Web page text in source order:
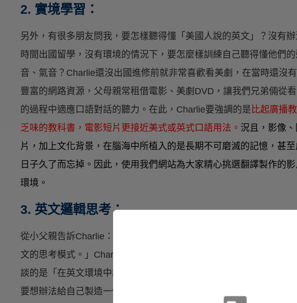
2. 實境學習：
另外，有很多朋友問我，要怎樣聽得懂「美國人說的英文」？沒有
時間出國留學，沒有環境的情況下，要怎麼樣訓練自己聽得懂他們的
音、氣音？Charlie還沒出國進修前就非常喜歡看美劇，在當時還沒
豐富的網路資源，父母親常租借電影、美劇DVD，讓我們兄弟倆從
的過程中適應口語對話的聽力。在此，Charlie要強調的是比起廣播
乏味的教科書，電影短片更接近美式或英式口語用法。 況且，影像、
片，加上文化背景，在腦海中所植入的是長期不可磨滅的記憶，甚
日子久了而忘掉。因此，使用我們網站為大家精心挑選翻譯製作的
環境。
3. 英文邏輯思考：
從小父親告訴Charlie：「說英文時，要屏除在腦袋裡想好中文再去翻
文的思考模式。」Charlie在
談的是「在英文環境中訓練英文思考的習慣。身邊沒有英語環境，我
要想辦法給自己製造一個環境。如今，學友們非常幸運，只要上了我